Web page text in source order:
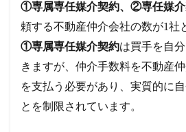
①専属専任媒介契約、②専任媒
頼する不動産仲介会社の数が1社
①専属専任媒介契約は買手を自
きますが、仲介手数料を不動産
を支払う必要があり、実質的に
とを制限されています。